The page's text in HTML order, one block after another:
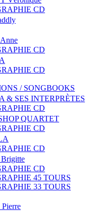
CD
CD
CD
/ SONGBOOKS
& SES INTERPRÈTES
CD
QUARTET
CD
CD
CD
45 TOURS
33 TOURS